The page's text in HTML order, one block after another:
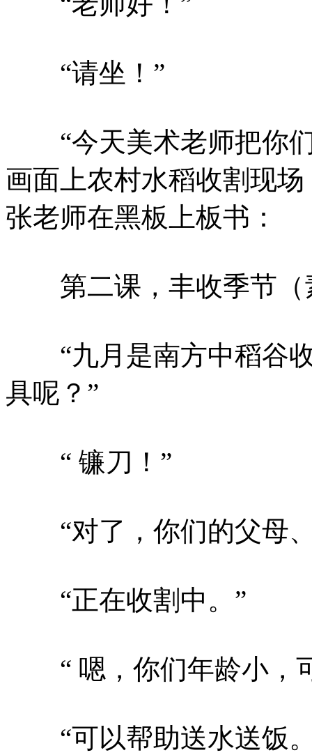
“请坐！”
“今天美术老师把你们
画面上农村水稻收割现
张老师在黑板上板书：
第二课，丰收季节（
“九月是南方中稻谷收
具呢？”
“ 镰刀！”
“对了，你们的父母、
“正在收割中。”
“ 嗯，你们年龄小，
“可以帮助送水送饭